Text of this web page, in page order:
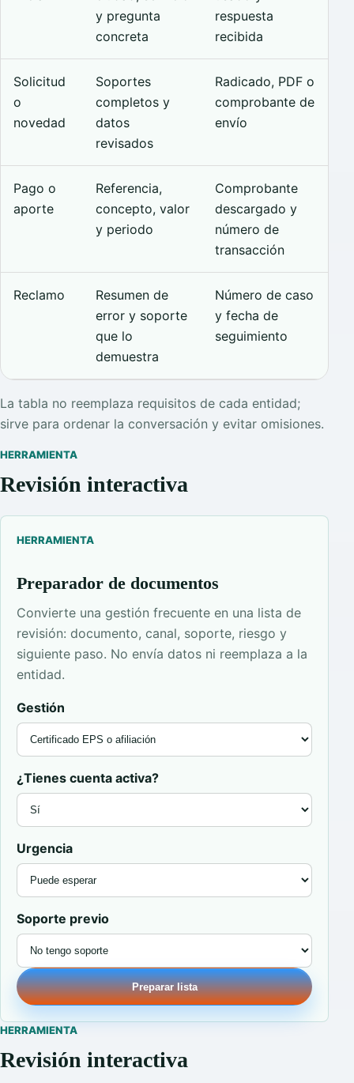
y pregunta
concreta
respuesta
recibida
Solicitud
o
novedad
Soportes
completos y
datos
revisados
Radicado, PDF o
comprobante de
envío
Pago o
aporte
Referencia,
concepto, valor
y periodo
Comprobante
descargado y
número de
transacción
Reclamo
Resumen de
error y soporte
que lo
demuestra
Número de caso
y fecha de
seguimiento
La tabla no reemplaza requisitos de cada entidad;
sirve para ordenar la conversación y evitar omisiones.
HERRAMIENTA
Revisión interactiva
HERRAMIENTA
Preparador de documentos
Convierte una gestión frecuente en una lista de
revisión: documento, canal, soporte, riesgo y
siguiente paso. No envía datos ni reemplaza a la
entidad.
Gestión
¿Tienes cuenta activa?
Urgencia
Soporte previo
Preparar lista
HERRAMIENTA
Revisión interactiva